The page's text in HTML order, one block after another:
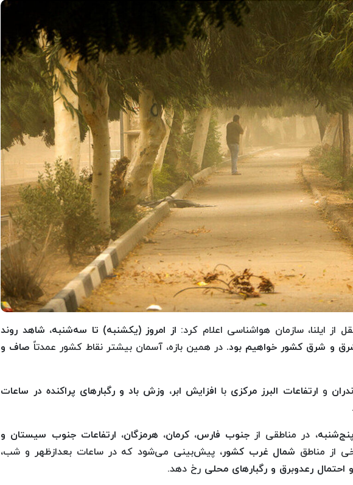
ایلنا، سازمان هواشناسی اعلام کرد: از امروز (یکشنبه) تا سه‌شنبه، شاهد روند
و شرق کشور خواهیم بود. در همین بازه، آسمان بیشتر نقاط کشور عمدتاً صاف و
و ارتفاعات البرز مرکزی با افزایش ابر، وزش باد و رگبارهای پراکنده در ساعات
، در مناطقی از جنوب فارس، کرمان، هرمزگان، ارتفاعات جنوب سیستان و
از مناطق شمال غرب کشور، پیش‌بینی می‌شود که در ساعات بعدازظهر و شب،
احتمال رعدوبرق و رگبارهای محلی رخ دهد.